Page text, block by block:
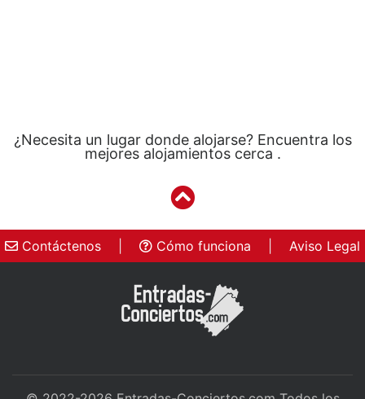
¿Necesita un lugar donde alojarse? Encuentra los
mejores alojamientos cerca .
Contáctenos Cómo funciona Aviso Legal